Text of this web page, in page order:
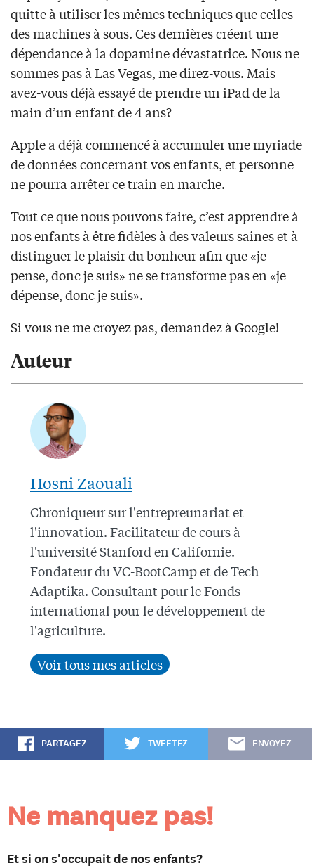
quitte à utiliser les mêmes techniques que celles
des machines à sous. Ces dernières créent une
dépendance à la dopamine dévastatrice. Nous ne
sommes pas à Las Vegas, me direz-vous. Mais
avez-vous déjà essayé de prendre un iPad de la
main d’un enfant de 4 ans?
Apple a déjà commencé à accumuler une myriade
de données concernant vos enfants, et personne
ne pourra arrêter ce train en marche.
Tout ce que nous pouvons faire, c’est apprendre à
nos enfants à être fidèles à des valeurs saines et à
distinguer le plaisir du bonheur afin que «je
pense, donc je suis» ne se transforme pas en «je
dépense, donc je suis».
Si vous ne me croyez pas, demandez à Google!
Auteur
Hosni Zaouali
Chroniqueur sur l'entrepreunariat et
l'innovation. Facilitateur de cours à
l'université Stanford en Californie.
Fondateur du VC-BootCamp et de Tech
Adaptika. Consultant pour le Fonds
international pour le développement de
l'agriculture.
PARTAGEZ TWEETEZ ENVOYEZ
Ne manquez pas!
Et si on s'occupait de nos enfants?